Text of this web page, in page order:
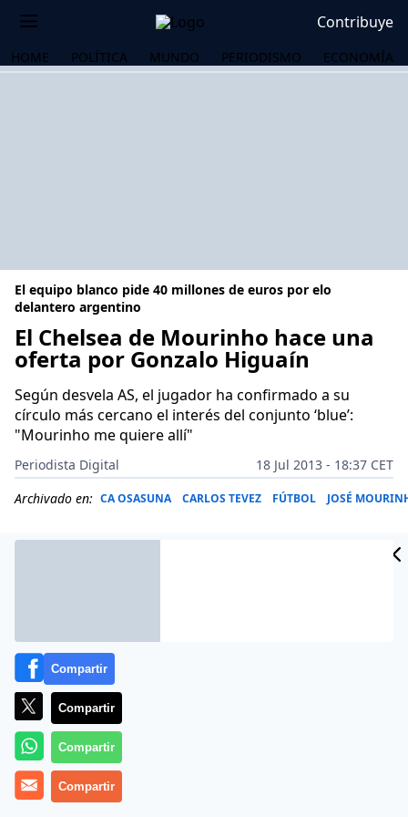
Contribuye
HOME POLÍTICA MUNDO PERIODISMO ECONOMÍA
El equipo blanco pide 40 millones de euros por elo
delantero argentino
El Chelsea de Mourinho hace una
oferta por Gonzalo Higuaín
Según desvela AS, el jugador ha confirmado a su
círculo más cercano el interés del conjunto ‘blue’:
"Mourinho me quiere allí"
Periodista Digital
18 Jul 2013 - 18:37 CET
Archivado en: CA OSASUNA CARLOS TEVEZ FÚTBOL JOSÉ
Más información
Compartir
Compartir
Compartir
Compartir